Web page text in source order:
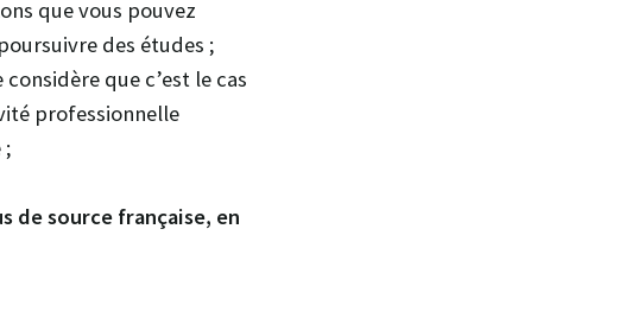
que vous pouvez
des études ;
que c’est le cas
professionnelle
;
de source française, en